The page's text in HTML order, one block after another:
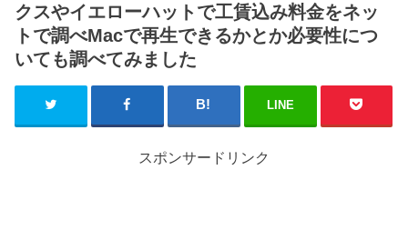
クスやイエローハットで工賃込み料金をネッ
トで調べMacで再生できるかとか必要性につ
いても調べてみました
LINE
スポンサードリンク